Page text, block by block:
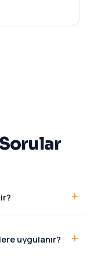
amacıyla
uygulanır?